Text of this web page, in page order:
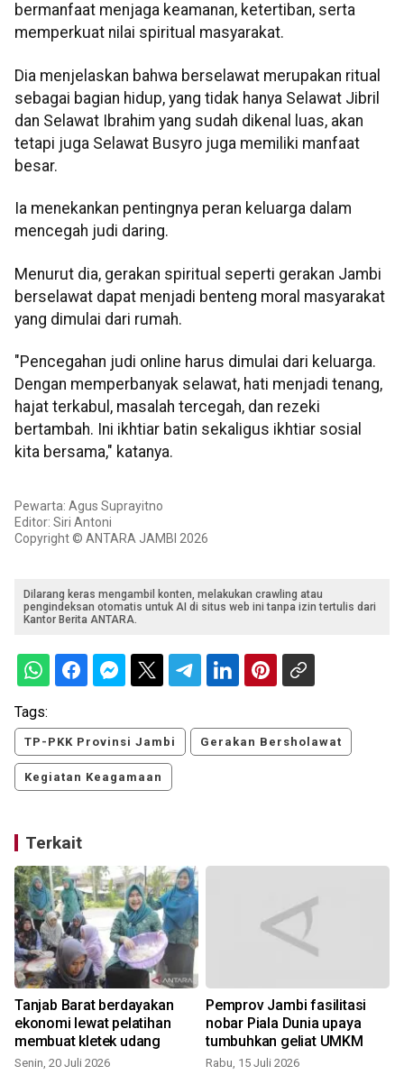
bermanfaat menjaga keamanan, ketertiban, serta
memperkuat nilai spiritual masyarakat.
Dia menjelaskan bahwa berselawat merupakan ritual
sebagai bagian hidup, yang tidak hanya Selawat Jibril
dan Selawat Ibrahim yang sudah dikenal luas, akan
tetapi juga Selawat Busyro juga memiliki manfaat
besar.
Ia menekankan pentingnya peran keluarga dalam
mencegah judi daring.
Menurut dia, gerakan spiritual seperti gerakan Jambi
berselawat dapat menjadi benteng moral masyarakat
yang dimulai dari rumah.
"Pencegahan judi online harus dimulai dari keluarga.
Dengan memperbanyak selawat, hati menjadi tenang,
hajat terkabul, masalah tercegah, dan rezeki
bertambah. Ini ikhtiar batin sekaligus ikhtiar sosial
kita bersama," katanya.
Pewarta: Agus Suprayitno
Editor: Siri Antoni
Copyright © ANTARA JAMBI 2026
Dilarang keras mengambil konten, melakukan crawling atau
pengindeksan otomatis untuk AI di situs web ini tanpa izin tertulis dari
Kantor Berita ANTARA.
Tags:
TP-PKK Provinsi Jambi Gerakan Bersholawat
Kegiatan Keagamaan
Terkait
Tanjab Barat berdayakan
ekonomi lewat pelatihan
membuat kletek udang
Senin, 20 Juli 2026
Pemprov Jambi fasilitasi
nobar Piala Dunia upaya
tumbuhkan geliat UMKM
Rabu, 15 Juli 2026